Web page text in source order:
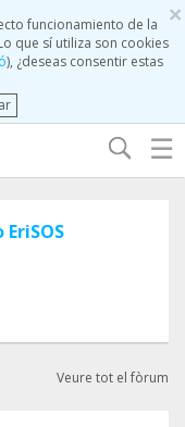
×
funcionamiento de la
que sí utiliza son cookies
), ¿deseas consentir estas
☰
Veure tot el fòrum